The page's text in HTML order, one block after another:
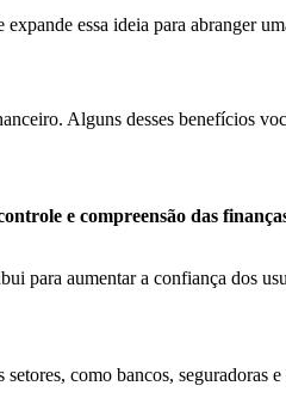
essa ideia para abranger
Alguns desses benefícios
e compreensão das
para aumentar a confiança dos
como bancos, seguradoras